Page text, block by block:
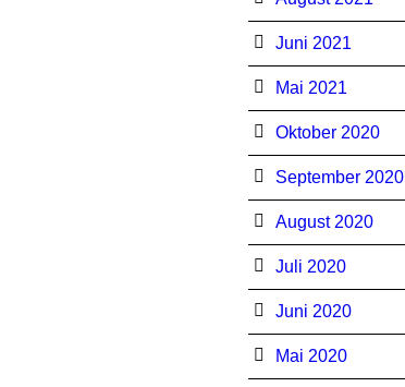
Juni 2021
Mai 2021
Oktober 2020
September 2020
August 2020
Juli 2020
Juni 2020
Mai 2020